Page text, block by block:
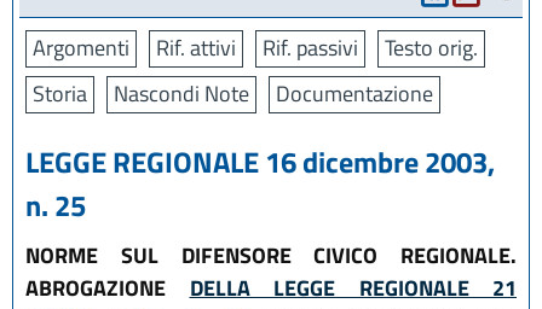
Argomenti Rif. attivi Rif. passivi
Testo orig.
Storia
Nascondi Note Documentazione
LEGGE REGIONALE 16 dicembre 2003,
n. 25
NORME SUL DIFENSORE CIVICO REGIONALE.
ABROGAZIONE DELLA LEGGE REGIONALE 21